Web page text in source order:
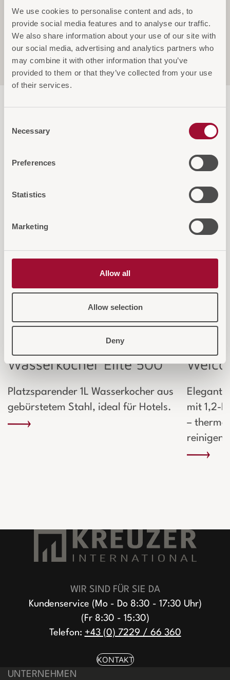
We use cookies to personalise content and ads, to
provide social media features and to analyse our traffic.
We also share information about your use of our site with
our social media, advertising and analytics partners who
may combine it with other information that you’ve
provided to them or that they’ve collected from your use
of their services.
Selection
Necessary
Preferences
Statistics
Marketing
Allow all
Allow selection
Deny
Spezifikationen
Service & Garantie
Diese Artikel könnten Sie auch
Wasserkocher Elite 500
Platzsparender 1L Wasserkocher aus
gebürstetem Stahl, ideal für Hotels.
mit 1,2-
–
reinigen.
WIR SIND FÜR SIE DA
Kundenservice (Mo - Do 8:30 - 17:30 Uhr)
(Fr 8:30 - 15:30)
Telefon: +43 (0) 7229 / 66 360
KONTAKT
UNTERNEHMEN